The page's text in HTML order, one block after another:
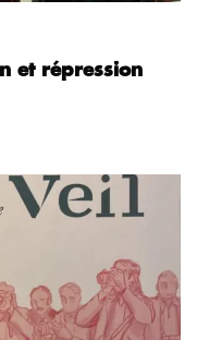
et répression